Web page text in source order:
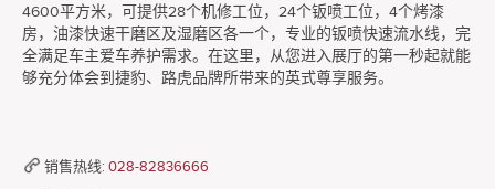
4600平方米，可提供28个机修工位，24个钣喷工位，4个烤漆
房，油漆快速干磨区及湿磨区各一个，专业的钣喷快速流水线，完
全满足车主爱车养护需求。在这里，从您进入展厅的第一秒起就能
够充分体会到捷豹、路虎品牌所带来的英式尊享服务。
销售热线: 028-82836666